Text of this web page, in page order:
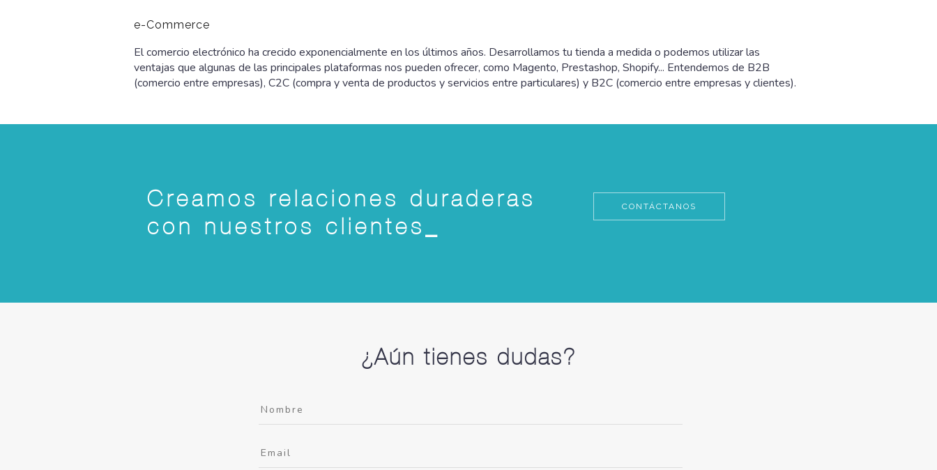
e-Commerce
El comercio electrónico ha crecido exponencialmente en los últimos años. Desarrollamos tu tienda a medida o podemos utilizar las
ventajas que algunas de las principales plataformas nos pueden ofrecer, como Magento, Prestashop, Shopify... Entendemos de B2B
(comercio entre empresas), C2C (compra y venta de productos y servicios entre particulares) y B2C (comercio entre empresas y clientes).
Creamos relaciones duraderas
con nuestros clientes_
CONTÁCTANOS
¿Aún tienes dudas?